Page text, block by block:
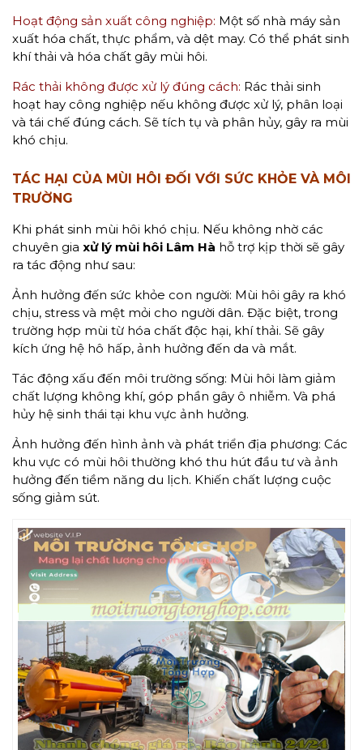
Hoạt động sản xuất công nghiệp: Một số nhà máy sản
xuất hóa chất, thực phẩm, và dệt may. Có thể phát sinh
khí thải và hóa chất gây mùi hôi.
Rác thải không được xử lý đúng cách: Rác thải sinh
hoạt hay công nghiệp nếu không được xử lý, phân loại
và tái chế đúng cách. Sẽ tích tụ và phân hủy, gây ra mùi
khó chịu.
TÁC HẠI CỦA MÙI HÔI ĐỐI VỚI SỨC KHỎE VÀ MÔI
TRƯỜNG
Khi phát sinh mùi hôi khó chịu. Nếu không nhờ các
chuyên gia xử lý mùi hôi Lâm Hà hỗ trợ kịp thời sẽ gây
ra tác động như sau:
Ảnh hưởng đến sức khỏe con người: Mùi hôi gây ra khó
chịu, stress và mệt mỏi cho người dân. Đặc biệt, trong
trường hợp mùi từ hóa chất độc hại, khí thải. Sẽ gây
kích ứng hệ hô hấp, ảnh hưởng đến da và mắt.
Tác động xấu đến môi trường sống: Mùi hôi làm giảm
chất lượng không khí, góp phần gây ô nhiễm. Và phá
hủy hệ sinh thái tại khu vực ảnh hưởng.
Ảnh hưởng đến hình ảnh và phát triển địa phương: Các
khu vực có mùi hôi thường khó thu hút đầu tư và ảnh
hưởng đến tiềm năng du lịch. Khiến chất lượng cuộc
sống giảm sút.